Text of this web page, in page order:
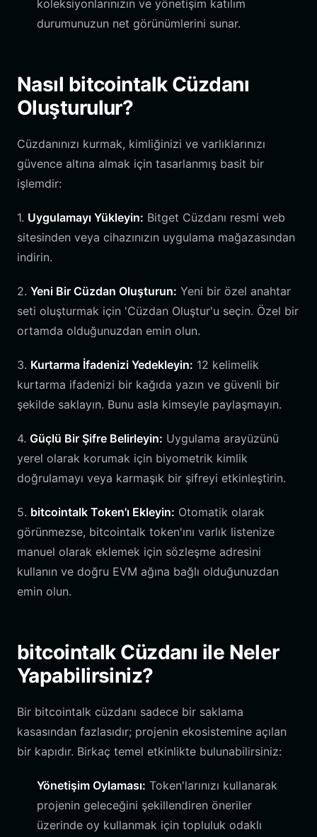
koleksiyonlarınızın ve yönetişim katılım
durumunuzun net görünümlerini sunar.
Nasıl bitcointalk Cüzdanı
Oluşturulur?
Cüzdanınızı kurmak, kimliğinizi ve varlıklarınızı
güvence altına almak için tasarlanmış basit bir
işlemdir:
1. Uygulamayı Yükleyin: Bitget Cüzdanı resmi web
sitesinden veya cihazınızın uygulama mağazasından
indirin.
2. Yeni Bir Cüzdan Oluşturun: Yeni bir özel anahtar
seti oluşturmak için 'Cüzdan Oluştur'u seçin. Özel bir
ortamda olduğunuzdan emin olun.
3. Kurtarma İfadenizi Yedekleyin: 12 kelimelik
kurtarma ifadenizi bir kağıda yazın ve güvenli bir
şekilde saklayın. Bunu asla kimseyle paylaşmayın.
4. Güçlü Bir Şifre Belirleyin: Uygulama arayüzünü
yerel olarak korumak için biyometrik kimlik
doğrulamayı veya karmaşık bir şifreyi etkinleştirin.
5. bitcointalk Token'ı Ekleyin: Otomatik olarak
görünmezse, bitcointalk token'ını varlık listenize
manuel olarak eklemek için sözleşme adresini
kullanın ve doğru EVM ağına bağlı olduğunuzdan
emin olun.
bitcointalk Cüzdanı ile Neler
Yapabilirsiniz?
Bir bitcointalk cüzdanı sadece bir saklama
kasasından fazlasıdır; projenin ekosistemine açılan
bir kapıdır. Birkaç temel etkinlikte bulunabilirsiniz:
Yönetişim Oylaması: Token'larınızı kullanarak
projenin geleceğini şekillendiren öneriler
üzerinde oy kullanmak için topluluk odaklı